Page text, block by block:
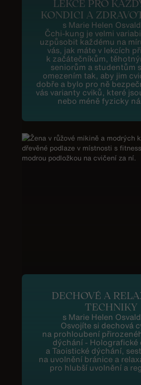
LEKCE PRO
KONDICI A
s Marie Helen
Čchi-kung je velmi
uzpůsobit každému na
vás, jak máte v lekcích
k začátečníkům,
seniorům a studentům
omezením tak, aby jim
dobře a bylo pro ně
vás varianty cviků, které
nebo méně fyzicky
DECHOVÉ A
TECHNIKY
s Marie Helen
Osvojíte si dechová
na prohloubení
dýchání - Holografické
a Taoistické dýchání,
na uvolnění bránice a
pro hlubší uvolnění a